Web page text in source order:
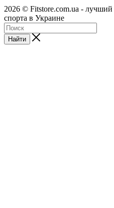
2026 © Fitstore.com.ua - лучший
спорта в Украине
Найти